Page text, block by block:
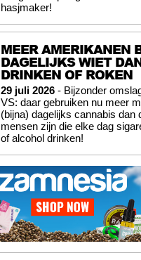
hasjmaker!
MEER AMERIKANEN
DAGELIJKS WIET
DRINKEN OF ROKEN
29 juli 2026 - Bijzonder
VS: daar gebruiken nu meer
(bijna) dagelijks cannabis dan
mensen zijn die elke dag
of alcohol drinken!